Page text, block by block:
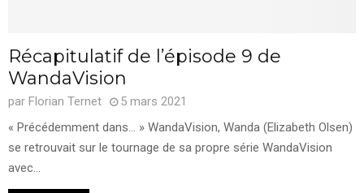
Récapitulatif de l’épisode 9 de
WandaVision
par Florian Ternet
5 mars 2021
« Précédemment dans… » WandaVision, Wanda (Elizabeth Olsen)
se retrouvait sur le tournage de sa propre série WandaVision
avec...